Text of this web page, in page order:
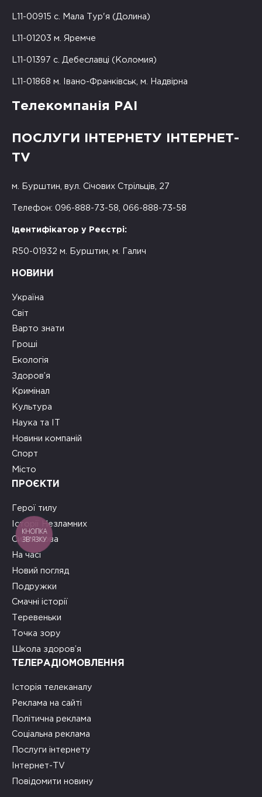
L11-00915 с. Мала Тур'я (Долина)
L11-01203 м. Яремче
L11-01397 с. Дебеславці (Коломия)
L11-01868 м. Івано-Франківськ, м. Надвірна
Телекомпанія РАІ
ПОСЛУГИ ІНТЕРНЕТУ ІНТЕРНЕТ-
TV
м. Бурштин, вул. Січових Стрільців, 27
Телефон: 096-888-73-58, 066-888-73-58
Ідентифікатор у Реєстрі:
R50-01932 м. Бурштин, м. Галич
НОВИНИ
Україна
Світ
Варто знати
Гроші
Екологія
Здоров’я
Кримінал
Культура
Наука та ІТ
Новини компаній
Спорт
Місто
ПРОЄКТИ
Герої тилу
Історії Незламних
Сила слова
На часі
Новий погляд
Подружки
Смачні історії
Теревеньки
Точка зору
Школа здоров’я
ТЕЛЕРАДІОМОВЛЕННЯ
Історія телеканалу
Реклама на сайті
Політична реклама
Соціальна реклама
Послуги інтернету
Інтернет-TV
Повідомити новину
КНОПКА
ЗВ'ЯЗКУ